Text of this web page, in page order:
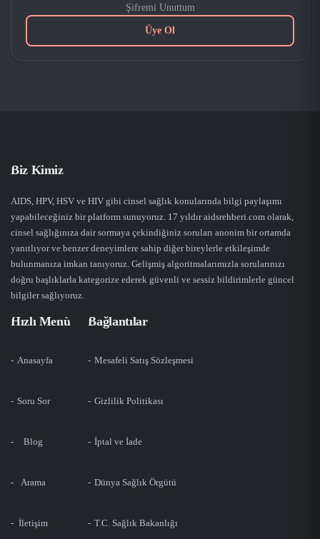
Şifremi Unuttum
Üye Ol
Biz Kimiz
AIDS, HPV, HSV ve HIV gibi cinsel sağlık konularında bilgi paylaşımı
yapabileceğiniz bir platform sunuyoruz. 17 yıldır aidsrehberi.com olarak,
cinsel sağlığınıza dair sormaya çekindiğiniz soruları anonim bir ortamda
yanıtlıyor ve benzer deneyimlere sahip diğer bireylerle etkileşimde
bulunmanıza imkan tanıyoruz. Gelişmiş algoritmalarımızla sorularınızı
doğru başlıklarla kategorize ederek güvenli ve sessiz bildirimlerle güncel
bilgiler sağlıyoruz.
Hızlı Menü
Anasayfa
Soru Sor
Blog
Arama
İletişim
Bağlantılar
Mesafeli Satış Sözleşmesi
Gizlilik Politikası
İptal ve İade
Dünya Sağlık Örgütü
T.C. Sağlık Bakanlığı